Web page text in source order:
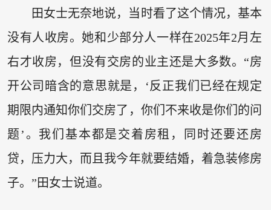
田女士无奈地说，当时看了这个情况，基本
没有人收房。她和少部分人一样在2025年2月左
右才收房，但没有交房的业主还是大多数。“房
开公司暗含的意思就是，‘反正我们已经在规定
期限内通知你们交房了，你们不来收是你们的问
题’。我们基本都是交着房租，同时还要还房
贷，压力大，而且我今年就要结婚，着急装修房
子。”田女士说道。